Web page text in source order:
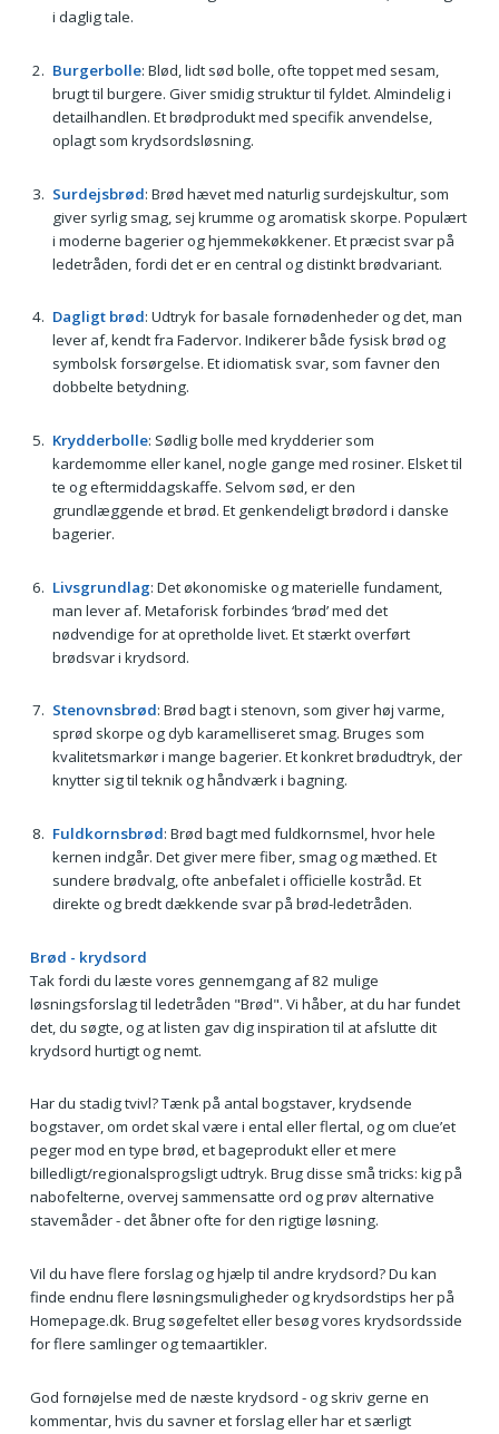
i daglig tale.
Burgerbolle: Blød, lidt sød bolle, ofte toppet med sesam,
brugt til burgere. Giver smidig struktur til fyldet. Almindelig i
detailhandlen. Et brødprodukt med specifik anvendelse,
oplagt som krydsordsløsning.
Surdejsbrød: Brød hævet med naturlig surdejskultur, som
giver syrlig smag, sej krumme og aromatisk skorpe. Populært
i moderne bagerier og hjemmekøkkener. Et præcist svar på
ledetråden, fordi det er en central og distinkt brødvariant.
Dagligt brød: Udtryk for basale fornødenheder og det, man
lever af, kendt fra Fadervor. Indikerer både fysisk brød og
symbolsk forsørgelse. Et idiomatisk svar, som favner den
dobbelte betydning.
Krydderbolle: Sødlig bolle med krydderier som
kardemomme eller kanel, nogle gange med rosiner. Elsket til
te og eftermiddagskaffe. Selvom sød, er den
grundlæggende et brød. Et genkendeligt brødord i danske
bagerier.
Livsgrundlag: Det økonomiske og materielle fundament,
man lever af. Metaforisk forbindes ‘brød’ med det
nødvendige for at opretholde livet. Et stærkt overført
brødsvar i krydsord.
Stenovnsbrød: Brød bagt i stenovn, som giver høj varme,
sprød skorpe og dyb karamelliseret smag. Bruges som
kvalitetsmarkør i mange bagerier. Et konkret brødudtryk, der
knytter sig til teknik og håndværk i bagning.
Fuldkornsbrød: Brød bagt med fuldkornsmel, hvor hele
kernen indgår. Det giver mere fiber, smag og mæthed. Et
sundere brødvalg, ofte anbefalet i officielle kostråd. Et
direkte og bredt dækkende svar på brød-ledetråden.
Brød - krydsord
Tak fordi du læste vores gennemgang af 82 mulige
løsningsforslag til ledetråden "Brød". Vi håber, at du har fundet
det, du søgte, og at listen gav dig inspiration til at afslutte dit
krydsord hurtigt og nemt.
Har du stadig tvivl? Tænk på antal bogstaver, krydsende
bogstaver, om ordet skal være i ental eller flertal, og om clue’et
peger mod en type brød, et bageprodukt eller et mere
billedligt/regionalsprogsligt udtryk. Brug disse små tricks: kig på
nabofelterne, overvej sammensatte ord og prøv alternative
stavemåder - det åbner ofte for den rigtige løsning.
Vil du have flere forslag og hjælp til andre krydsord? Du kan
finde endnu flere løsningsmuligheder og krydsordstips her på
Homepage.dk. Brug søgefeltet eller besøg vores krydsordsside
for flere samlinger og temaartikler.
God fornøjelse med de næste krydsord - og skriv gerne en
kommentar, hvis du savner et forslag eller har et særligt